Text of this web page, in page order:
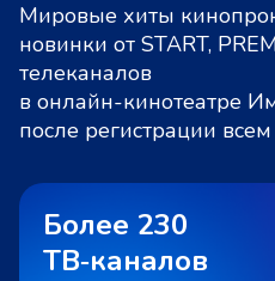
Мировые хиты
новинки от START,
телеканалов
в онлайн-кинотеатре
после регистрации
Более 230
ТВ‑каналов